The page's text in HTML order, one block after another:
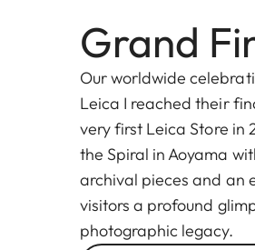
Grand
Our worldwide
Leica I reached their
very first Leica Store
the Spiral in Aoyama
archival pieces and an
visitors a profound
photographic legacy.